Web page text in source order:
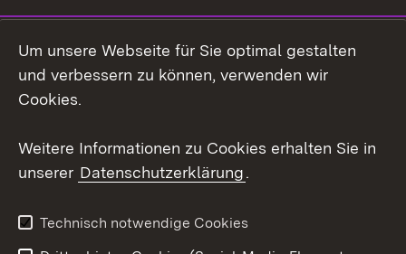
Mastodon
Youtube
Kontakt
Datenschutz
Barrierefreiheit
Um unsere Webseite für Sie optimal gestalten
und verbessern zu können, verwenden wir
Cookies.
Weitere Informationen zu Cookies erhalten Sie in
unserer Datenschutzerklärung.
Technisch notwendige Cookies